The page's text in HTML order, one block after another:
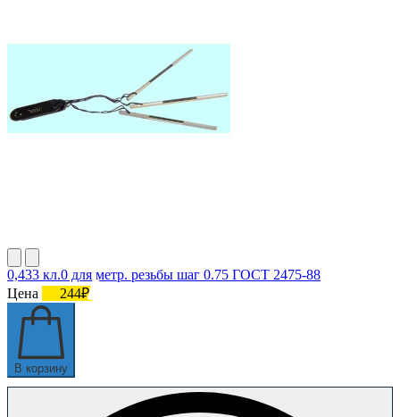
0,433 кл.0 для метр. резьбы шаг 0.75 ГОСТ 2475-88
Цена
244₽
В корзину